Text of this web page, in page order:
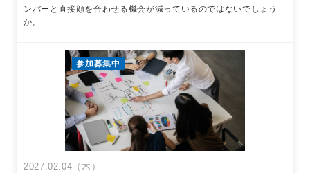
ンバーと直接顔を合わせる機会が減っているのではないでしょう
か。
参加募集中
2027.02.04（木）